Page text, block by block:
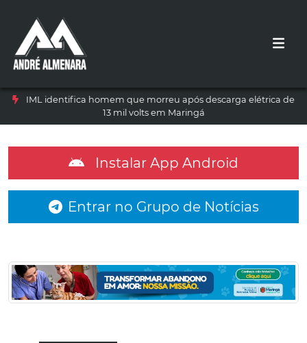
IML identifica homem que morreu após descarga elétrica de
13 mil volts em Maringá
Instalar App Android
Entrar no Grupo de Notícias